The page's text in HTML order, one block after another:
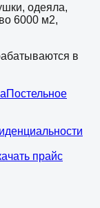
одеяла,
6000 м2,
в
Постельное
прайс